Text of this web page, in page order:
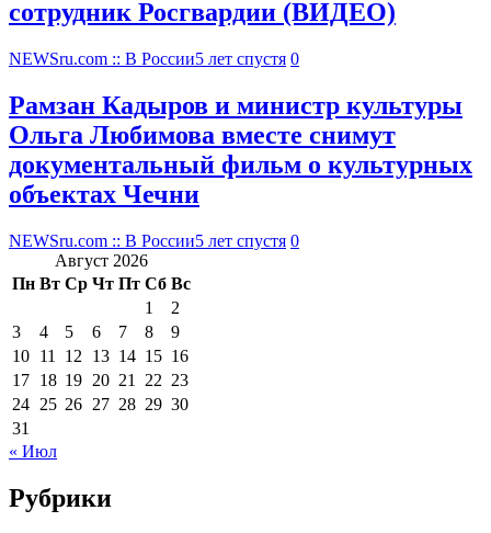
сотрудник Росгвардии (ВИДЕО)
NEWSru.com :: В России5 лет спустя 0
Рамзан Кадыров и министр культуры
Ольга Любимова вместе снимут
документальный фильм о культурных
объектах Чечни
NEWSru.com :: В России5 лет спустя 0
Август 2026
Пн Вт Ср Чт Пт Сб Вс
1
2
3
4 5 6 7 8
9
10 11 12 13 14 15 16
17 18 19 20 21 22 23
24 25 26 27 28 29 30
31
« Июл
Рубрики